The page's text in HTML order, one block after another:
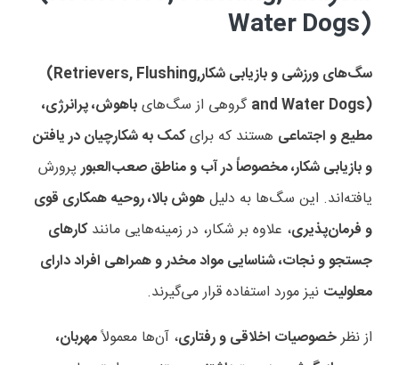
Water Dogs)
سگ‌های ورزشی و بازیابی شکار(Retrievers, Flushing,
and Water Dogs) گروهی از سگ‌هایباهوش، پرانرژی،
مطیع و اجتماعی هستند که برایکمک به شکارچیان در یافتن
و بازیابی شکار، مخصوصاً در آب و مناطق صعب‌العبورپرورش
یافته‌اند. این سگ‌ها به دلیلهوش بالا، روحیه همکاری قوی
و فرمان‌پذیری، علاوه بر شکار، در زمینه‌هایی مانندکارهای
جستجو و نجات، شناسایی مواد مخدر و همراهی افراد دارای
معلولیت نیز مورد استفاده قرار می‌گیرند.
از نظرخصوصیات اخلاقی و رفتاری، آن‌ها معمولاًمهربان،